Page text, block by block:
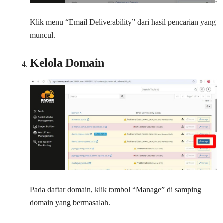
Klik menu “Email Deliverability” dari hasil pencarian yang
muncul.
Kelola Domain
Pada daftar domain, klik tombol “Manage” di samping
domain yang bermasalah.